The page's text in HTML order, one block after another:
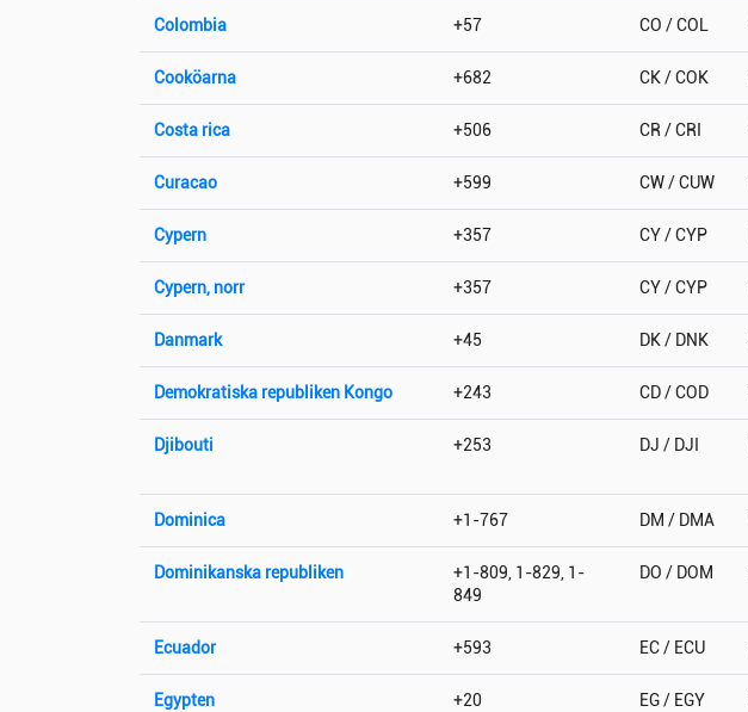
Colombia +57 CO / COL
Cooköarna +682 CK / COK
Costa rica +506 CR / CRI
Curacao +599 CW / CUW
Cypern +357 CY / CYP
Cypern, norr +357 CY / CYP
Danmark +45 DK / DNK
Demokratiska republiken Kongo +243 CD / COD
Djibouti +253 DJ / DJI
Dominica +1-767 DM / DMA
Dominikanska republiken
+1-809, 1-829, 1-
849
DO / DOM
Ecuador +593 EC / ECU
Egypten +20 EG / EGY